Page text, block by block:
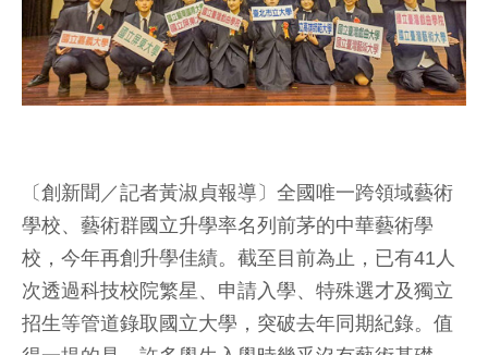
〔創新聞／記者黃淑貞報導〕全國唯一跨領域藝術
學校、藝術群國立升學率名列前茅的中華藝術學
校，今年再創升學佳績。截至目前為止，已有41人
次透過科技校院繁星、申請入學、特殊選才及獨立
招生等管道錄取國立大學，突破去年同期紀錄。值